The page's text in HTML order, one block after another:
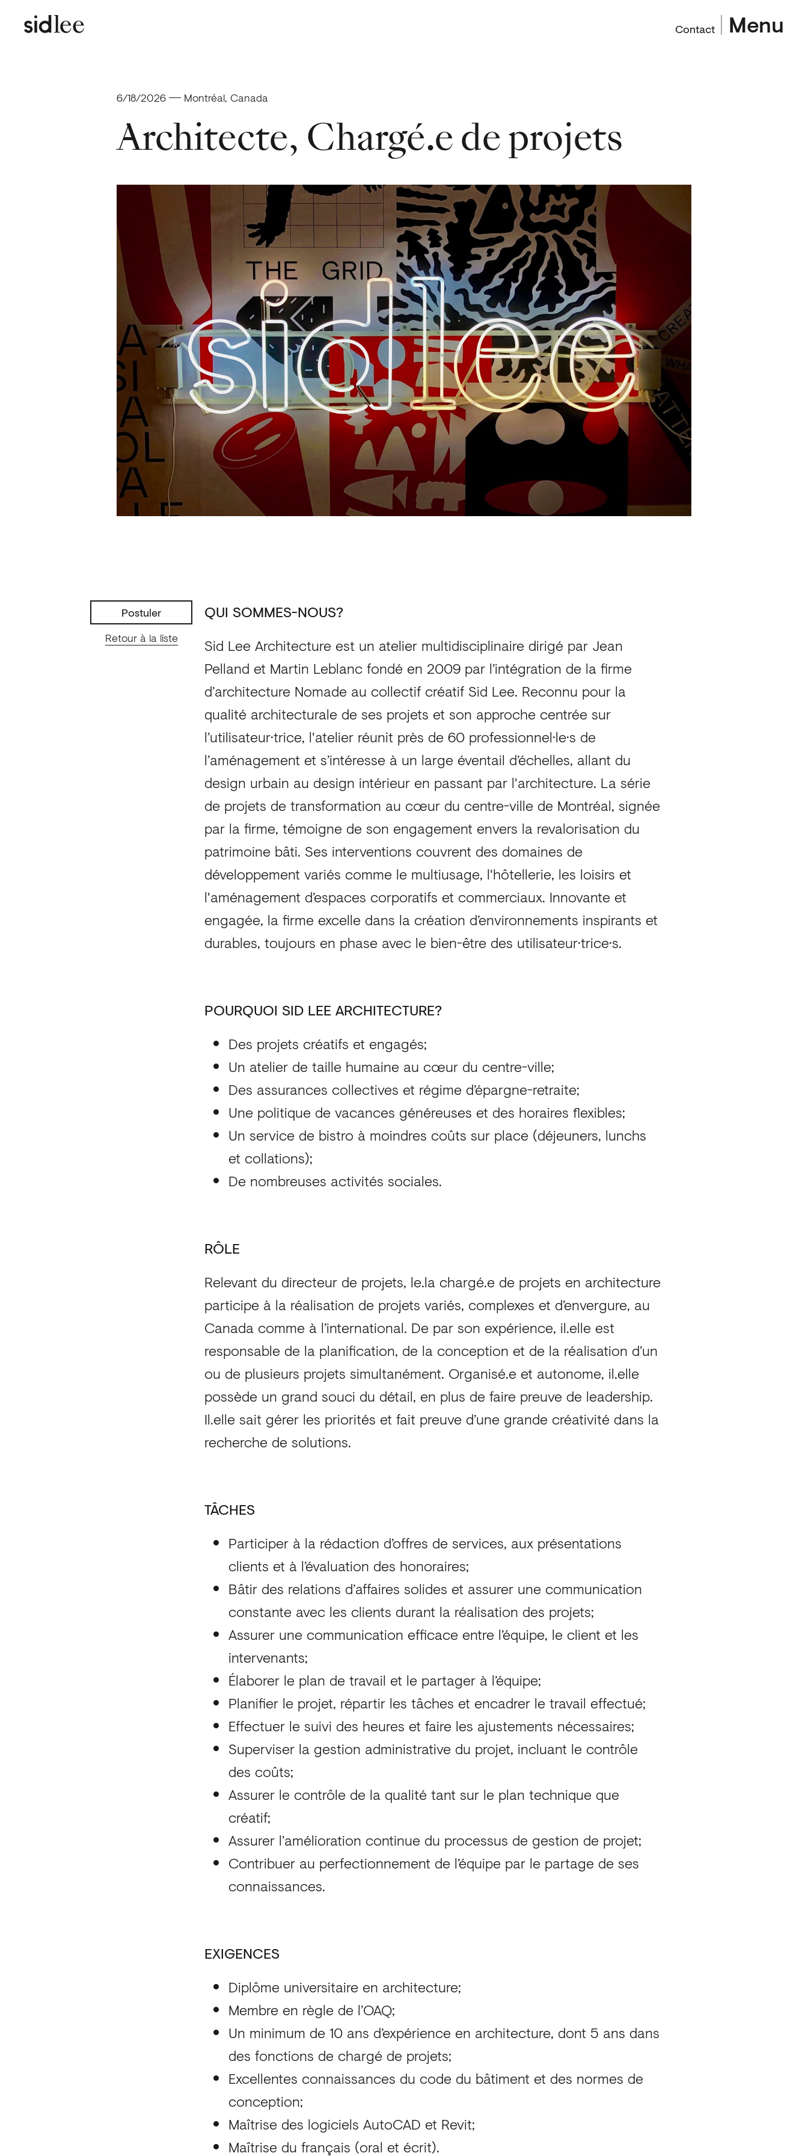
Contact Menu
sid lee
6/18/2026 Montréal, Canada
Architecte, Chargé.e de projets
Postuler
Retour à la liste
QUI SOMMES-NOUS?
Sid Lee Architecture est un atelier multidisciplinaire dirigé par Jean
Pelland et Martin Leblanc fondé en 2009 par l’intégration de la firme
d’architecture Nomade au collectif créatif Sid Lee. Reconnu pour la
qualité architecturale de ses projets et son approche centrée sur
l’utilisateur·trice, l'atelier réunit près de 60 professionnel·le·s de
l’aménagement et s’intéresse à un large éventail d’échelles, allant du
design urbain au design intérieur en passant par l'architecture. La série
de projets de transformation au cœur du centre-ville de Montréal, signée
par la firme, témoigne de son engagement envers la revalorisation du
patrimoine bâti. Ses interventions couvrent des domaines de
développement variés comme le multiusage, l'hôtellerie, les loisirs et
l'aménagement d’espaces corporatifs et commerciaux. Innovante et
engagée, la firme excelle dans la création d’environnements inspirants et
durables, toujours en phase avec le bien-être des utilisateur·trice·s.
POURQUOI SID LEE ARCHITECTURE?
Des projets créatifs et engagés;
Un atelier de taille humaine au cœur du centre-ville;
Des assurances collectives et régime d’épargne-retraite;
Une politique de vacances généreuses et des horaires flexibles;
Un service de bistro à moindres coûts sur place (déjeuners, lunchs
et collations);
De nombreuses activités sociales.
RÔLE
Relevant du directeur de projets, le.la chargé.e de projets en architecture
participe à la réalisation de projets variés, complexes et d’envergure, au
Canada comme à l’international. De par son expérience, il.elle est
responsable de la planification, de la conception et de la réalisation d’un
ou de plusieurs projets simultanément. Organisé.e et autonome, il.elle
possède un grand souci du détail, en plus de faire preuve de leadership.
Il.elle sait gérer les priorités et fait preuve d’une grande créativité dans la
recherche de solutions.
TÂCHES
Participer à la rédaction d’offres de services, aux présentations
clients et à l’évaluation des honoraires;
Bâtir des relations d’affaires solides et assurer une communication
constante avec les clients durant la réalisation des projets;
Assurer une communication efficace entre l’équipe, le client et les
intervenants;
Élaborer le plan de travail et le partager à l’équipe;
Planifier le projet, répartir les tâches et encadrer le travail effectué;
Effectuer le suivi des heures et faire les ajustements nécessaires;
Superviser la gestion administrative du projet, incluant le contrôle
des coûts;
Assurer le contrôle de la qualité tant sur le plan technique que
créatif;
Assurer l’amélioration continue du processus de gestion de projet;
Contribuer au perfectionnement de l’équipe par le partage de ses
connaissances.
EXIGENCES
Diplôme universitaire en architecture;
Membre en règle de l’OAQ;
Un minimum de 10 ans d’expérience en architecture, dont 5 ans dans
des fonctions de chargé de projets;
Excellentes connaissances du code du bâtiment et des normes de
conception;
Maîtrise des logiciels AutoCAD et Revit;
Maîtrise du français (oral et écrit).